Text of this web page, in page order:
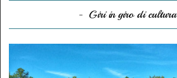
Giri in giro di cultura